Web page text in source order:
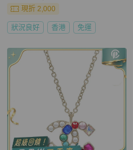
現折 2,000
狀況良好 香港 免運